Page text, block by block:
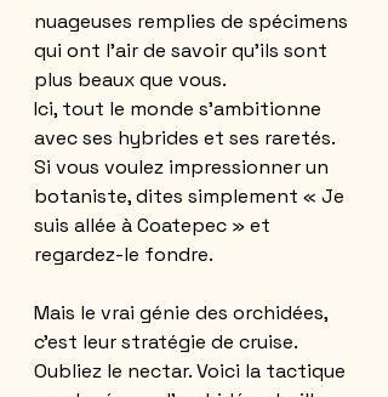
nuageuses remplies de spécimens
qui ont l’air de savoir qu’ils sont
plus beaux que vous.
Ici, tout le monde s'ambitionne
avec ses hybrides et ses raretés.
Si vous voulez impressionner un
botaniste, dites simplement « Je
suis allée à Coatepec » et
regardez-le fondre.
Mais le vrai génie des orchidées,
c’est leur stratégie de cruise.
Oubliez le nectar. Voici la tactique